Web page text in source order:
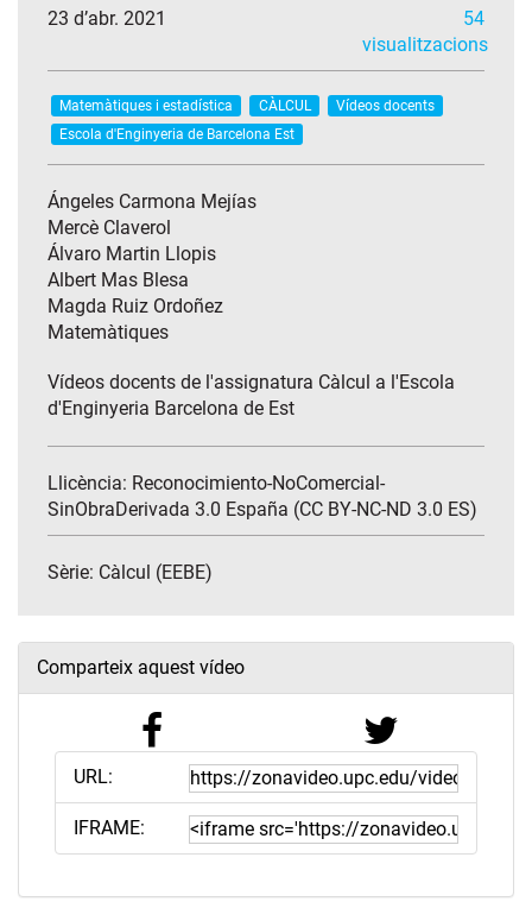
23 d’abr. 2021
54
visualitzacions
Matemàtiques i estadística CÀLCUL
Vídeos docents
Escola d'Enginyeria de Barcelona Est
Ángeles Carmona Mejías
Mercè Claverol
Álvaro Martin Llopis
Albert Mas Blesa
Magda Ruiz Ordoñez
Matemàtiques
Vídeos docents de l'assignatura Càlcul a l'Escola
d'Enginyeria Barcelona de Est
Llicència: Reconocimiento-NoComercial-
SinObraDerivada 3.0 España (CC BY-NC-ND 3.0 ES)
Sèrie: Càlcul (EEBE)
Comparteix aquest vídeo
URL:
IFRAME: